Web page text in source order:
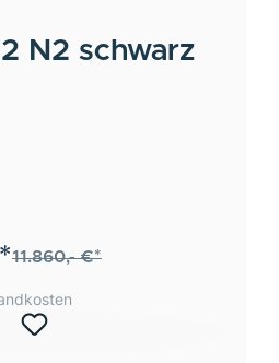
N2 schwarz
11.860,- €*